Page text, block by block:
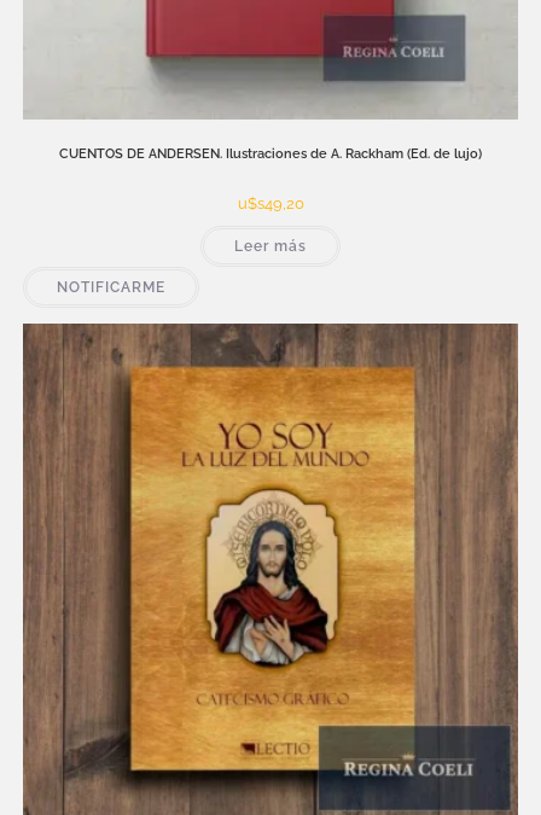
CUENTOS DE ANDERSEN. Ilustraciones de A. Rackham (Ed. de lujo)
u$s49,20
Leer más
NOTIFICARME